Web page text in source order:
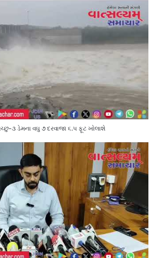
૩ ડેમના વઘુ ૭ દરવાજા ૬.૫ ફૂટ ખોલાશે